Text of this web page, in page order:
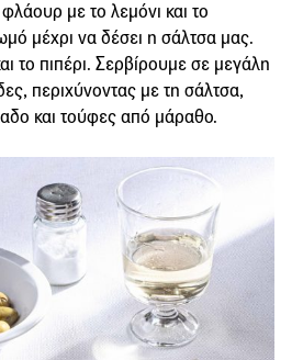
με το λεμόνι και το
μέχρι να δέσει η σάλτσα μας.
το πιπέρι. Σερβίρουμε σε μεγάλη
περιχύνοντας με τη σάλτσα,
και τούφες από μάραθο.